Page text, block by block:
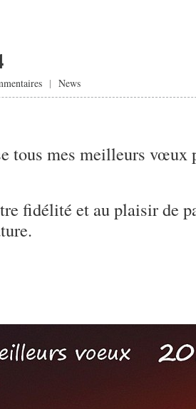
| News
tous mes meilleurs vœux
fidélité et au plaisir de